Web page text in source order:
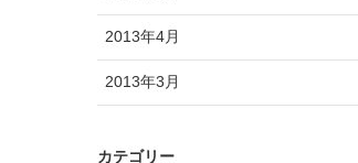
2013年4月
2013年3月
カテゴリー